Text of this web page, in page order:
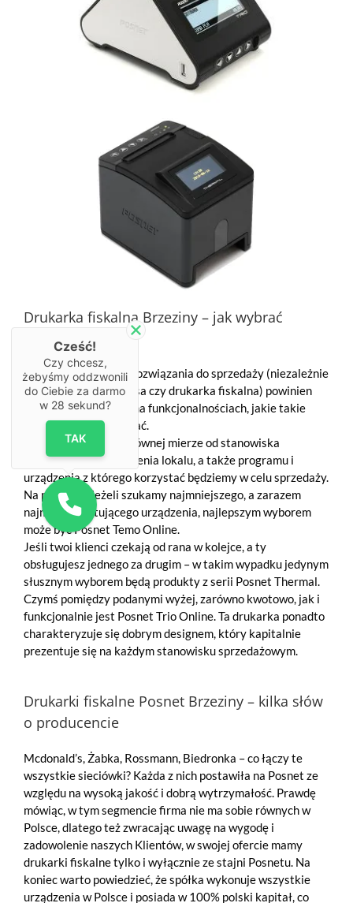
Drukarka fiskalna Brzeziny – jak wybrać
najlepszą?
Wybór optymalnego rozwiązania do sprzedaży (niezależnie
od tego, czy jest to kasa czy drukarka fiskalna) powinien
bazować szczególnie na funkcjonalnościach, jakie takie
urządzenie ma posiadać.
Wszystko zależy w głównej mierze od stanowiska
sprzedażowego, obłożenia lokalu, a także programu i
urządzenia z którego korzystać będziemy w celu sprzedaży.
Na przykład, jeżeli szukamy najmniejszego, a zarazem
najmniej kosztującego urządzenia, najlepszym wyborem
może być Posnet Temo Online.
Jeśli twoi klienci czekają od rana w kolejce, a ty
obsługujesz jednego za drugim – w takim wypadku jedynym
słusznym wyborem będą produkty z serii Posnet Thermal.
Czymś pomiędzy podanymi wyżej, zarówno kwotowo, jak i
funkcjonalnie jest Posnet Trio Online. Ta drukarka ponadto
charakteryzuje się dobrym designem, który kapitalnie
prezentuje się na każdym stanowisku sprzedażowym.
Drukarki fiskalne Posnet Brzeziny – kilka słów
o producencie
Mcdonald’s, Żabka, Rossmann, Biedronka – co łączy te
wszystkie sieciówki? Każda z nich postawiła na Posnet ze
względu na wysoką jakość i dobrą wytrzymałość. Prawdę
mówiąc, w tym segmencie firma nie ma sobie równych w
Polsce, dlatego też zwracając uwagę na wygodę i
zadowolenie naszych Klientów, w swojej ofercie mamy
drukarki fiskalne tylko i wyłącznie ze stajni Posnetu. Na
koniec warto powiedzieć, że spółka wykonuje wszystkie
urządzenia w Polsce i posiada w 100% polski kapitał, co
Cześć!
Czy chcesz,
żebyśmy oddzwonili
do Ciebie za darmo
w 28 sekund?
TAK